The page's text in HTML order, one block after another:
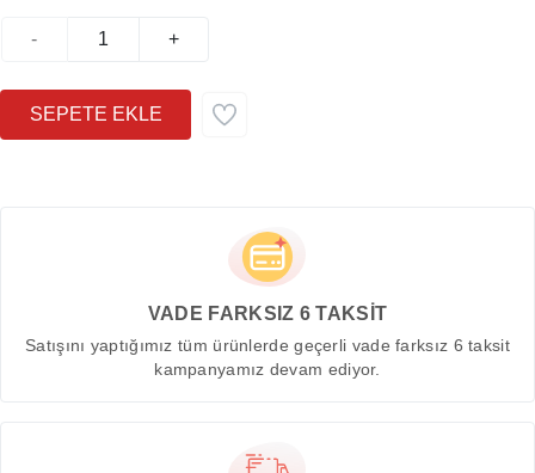
- +
VADE FARKSIZ 6 TAKSİT
Satışını yaptığımız tüm ürünlerde geçerli vade farksız 6 taksit
kampanyamız devam ediyor.